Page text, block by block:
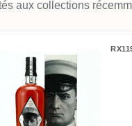
aux collections
Collins Navy Full